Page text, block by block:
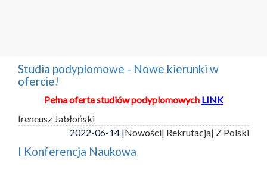
Studia podyplomowe - Nowe kierunki w
ofercie!
Pełna oferta studiów podyplomowych LINK
Ireneusz Jabłoński
2022-06-14 |Nowości| Rekrutacja| Z Polski
I Konferencja Naukowa